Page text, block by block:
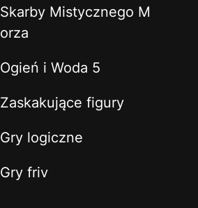
Skarby Mistycznego M
orza
Ogień i Woda 5
Zaskakujące figury
Gry logiczne
Gry friv